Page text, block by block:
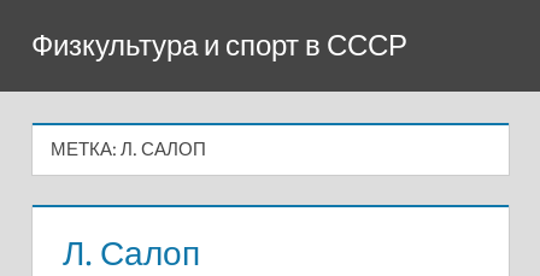
содержимому
Физкультура и спорт в СССР
МЕТКА: Л. САЛОП
Л. Салоп